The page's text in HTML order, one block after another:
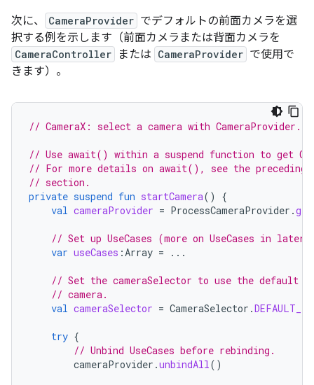
次に、 CameraProvider でデフォルトの前面カメラを選
択する例を示します（前面カメラまたは背面カメラを
CameraController または CameraProvider で使用で
きます）。
// CameraX: select a camera with CameraProvider.
// Use await() within a suspend function to get
// For more details on await(), see the preceding
// section.
private suspend fun startCamera()
{
val cameraProvider = ProcessCameraProvider .
// Set up UseCases (more on UseCases in later
var useCases :Array = ...
// Set the cameraSelector to use the default
// camera.
val cameraSelector = CameraSelector .
try {
// Unbind UseCases before rebinding.
cameraProvider .unbindAll()